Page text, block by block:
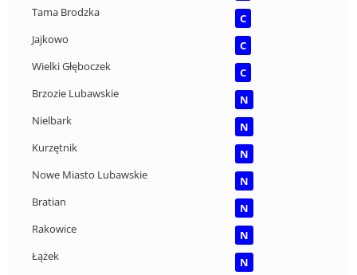
Tama Brodzka
C
Jajkowo
C
Wielki Głęboczek
C
Brzozie Lubawskie
N
Nielbark
N
Kurzętnik
N
Nowe Miasto Lubawskie
N
Bratian
N
Rakowice
N
Łążek
N